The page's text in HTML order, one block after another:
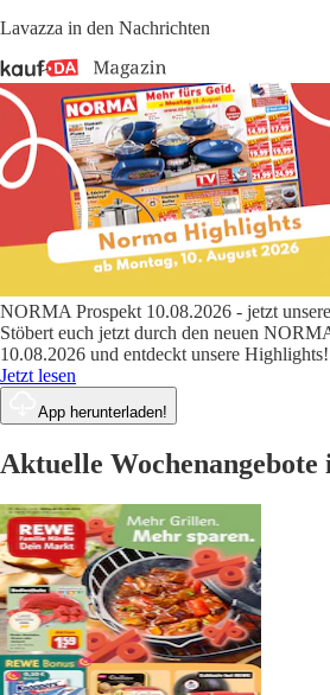
Lavazza in den Nachrichten
NORMA Prospekt 10.08.2026 - jetzt
Stöbert euch jetzt durch den neuen
10.08.2026 und entdeckt unsere Highlights!
Jetzt lesen
App herunterladen!
Aktuelle Wochenangebote